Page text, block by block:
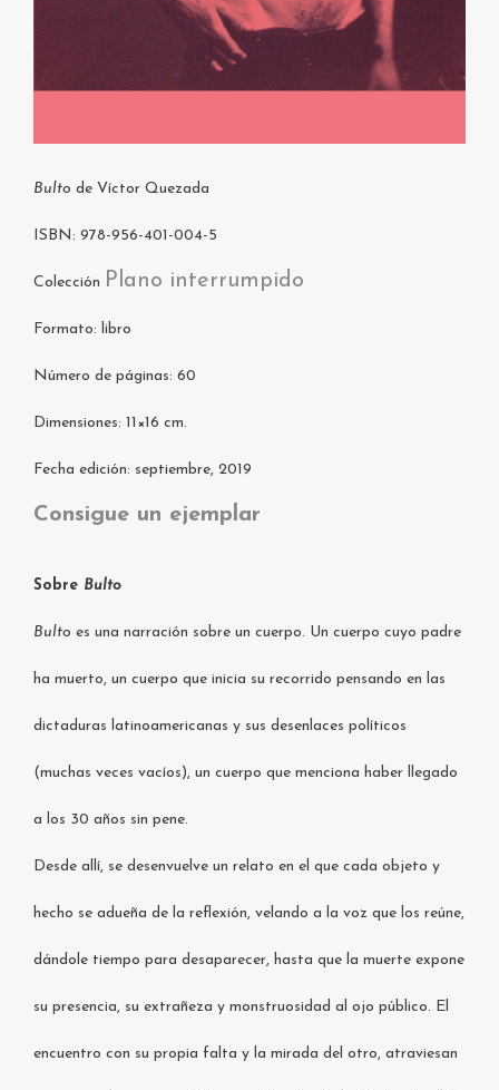
Bulto de Víctor Quezada
ISBN: 978-956-401-004-5
Colección Plano interrumpido
Formato: libro
Número de páginas: 60
Dimensiones: 11×16 cm.
Fecha edición: septiembre, 2019
Consigue un ejemplar
Sobre Bulto
Bulto es una narración sobre un cuerpo. Un cuerpo cuyo padre
ha muerto, un cuerpo que inicia su recorrido pensando en las
dictaduras latinoamericanas y sus desenlaces políticos
(muchas veces vacíos), un cuerpo que menciona haber llegado
a los 30 años sin pene.
Desde allí, se desenvuelve un relato en el que cada objeto y
hecho se adueña de la reflexión, velando a la voz que los reúne,
dándole tiempo para desaparecer, hasta que la muerte expone
su presencia, su extrañeza y monstruosidad al ojo público. El
encuentro con su propia falta y la mirada del otro, atraviesan